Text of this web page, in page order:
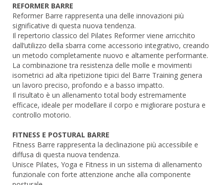
REFORMER BARRE
Reformer Barre rappresenta una delle innovazioni più
significative di questa nuova tendenza.
Il repertorio classico del Pilates Reformer viene arricchito
dall’utilizzo della sbarra come accessorio integrativo, creando
un metodo completamente nuovo e altamente performante.
La combinazione tra resistenza delle molle e movimenti
isometrici ad alta ripetizione tipici del Barre Training genera
un lavoro preciso, profondo e a basso impatto.
Il risultato è un allenamento total body estremamente
efficace, ideale per modellare il corpo e migliorare postura e
controllo motorio.
FITNESS E POSTURAL BARRE
Fitness Barre rappresenta la declinazione più accessibile e
diffusa di questa nuova tendenza.
Unisce Pilates, Yoga e Fitness in un sistema di allenamento
funzionale con forte attenzione anche alla componente